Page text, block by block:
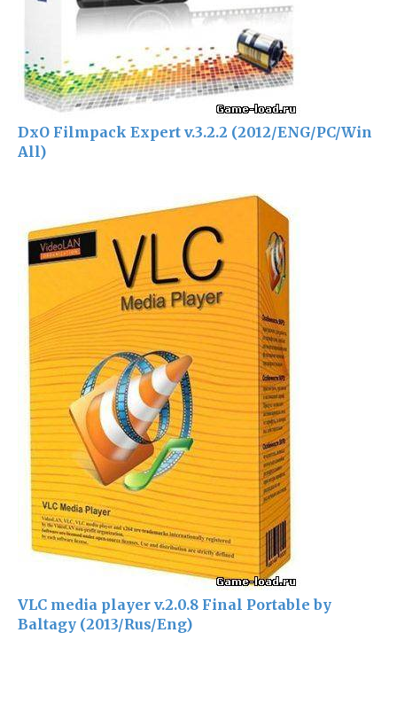
DxO Filmpack Expert v.3.2.2 (2012/ENG/PC/Win
All)
VLC media player v.2.0.8 Final Portable by
Baltagy (2013/Rus/Eng)